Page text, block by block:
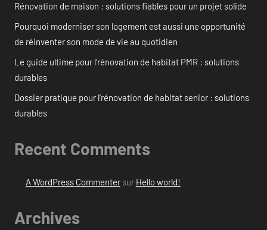
Rénovation de maison : solutions fiables pour un projet solide
Pourquoi moderniser son logement est aussi une opportunité
de réinventer son mode de vie au quotidien
Le guide ultime pour l’rénovation de habitat PMR : solutions
durables
Dossier pratique pour l’rénovation de habitat senior : solutions
durables
Recent Comments
A WordPress Commentersur Hello world!
Archives